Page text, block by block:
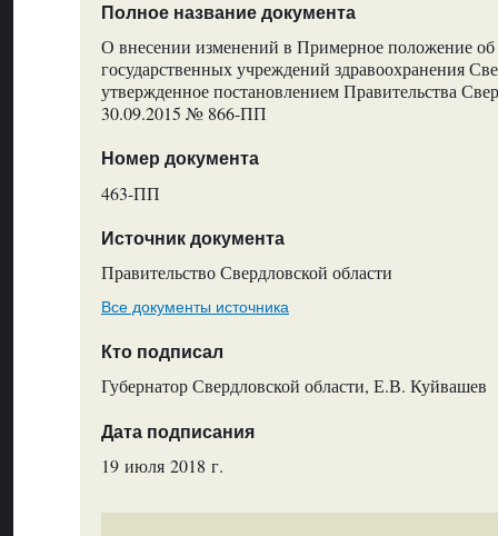
Полное название документа
О внесении изменений в Примерное положение об
государственных учреждений здравоохранения
утвержденное постановлением Правительства
30.09.2015 № 866-ПП
Номер документа
463-ПП
Источник документа
Правительство Свердловской области
Все документы источника
Кто подписал
Губернатор Свердловской области, Е.В. Куйвашев
Дата подписания
19 июля 2018 г.